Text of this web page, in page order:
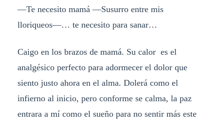
—Te necesito mamá —Susurro entre mis
lloriqueos—… te necesito para sanar…
Caigo en los brazos de mamá. Su calor es el
analgésico perfecto para adormecer el dolor que
siento justo ahora en el alma. Dolerá como el
infierno al inicio, pero conforme se calma, la paz
entrara a mí como el sueño para no sentir más este